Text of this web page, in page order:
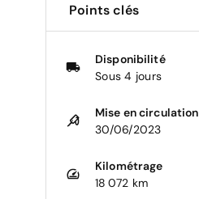
Points clés
Disponibilité
Sous 4 jours
Mise en circulation
30/06/2023
Kilométrage
18 072 km